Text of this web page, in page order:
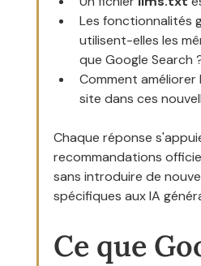
Les fonctionnalités
utilisent-elles les
que Google Search
Comment améliorer
site dans ces
Chaque réponse
recommandations
sans introduire de
spécifiques aux IA
Ce que